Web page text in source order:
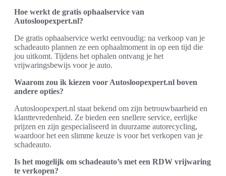
Hoe werkt de gratis ophaalservice van
Autosloopexpert.nl?
De gratis ophaalservice werkt eenvoudig: na verkoop van je
schadeauto plannen ze een ophaalmoment in op een tijd die
jou uitkomt. Tijdens het ophalen ontvang je het
vrijwaringsbewijs voor je auto.
Waarom zou ik kiezen voor Autosloopexpert.nl boven
andere opties?
Autosloopexpert.nl staat bekend om zijn betrouwbaarheid en
klanttevredenheid. Ze bieden een snellere service, eerlijke
prijzen en zijn gespecialiseerd in duurzame autorecycling,
waardoor het een slimme keuze is voor het verkopen van je
schadeauto.
Is het mogelijk om schadeauto’s met een RDW vrijwaring
te verkopen?